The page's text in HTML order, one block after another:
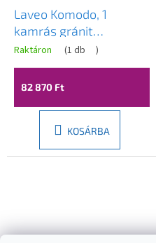
Laveo Komodo, 1
kamrás gránit
mosogató 586x490x221
mm, fehér, LAV-
SBK_610A
Raktáron (1 db )
82 870 Ft
KOSÁRBA